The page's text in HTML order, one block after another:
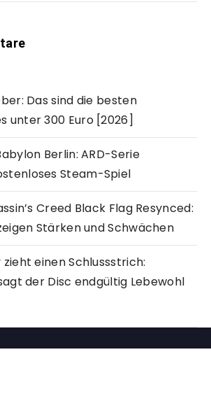
Das sind die besten
unter 300 Euro [2026]
Berlin: ARD-Serie
Steam-Spiel
Creed Black Flag Resynced:
Stärken und Schwächen
zieht einen Schlussstrich:
der Disc endgültig Lebewohl